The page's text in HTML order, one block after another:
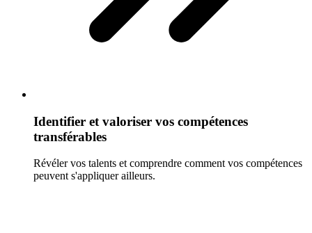
Identifier et valoriser vos compétences
transférables
Révéler vos talents et comprendre comment vos compétences
peuvent s'appliquer ailleurs.